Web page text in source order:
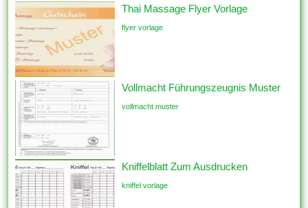
Thai Massage Flyer Vorlage
flyer vorlage
Vollmacht Führungszeugnis Muster
vollmacht muster
Kniffelblatt Zum Ausdrucken
kniffel vorlage